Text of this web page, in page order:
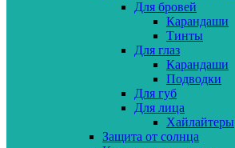
Для бровей
Карандаши
Тинты
Для глаз
Карандаши
Подводки
Для губ
Для лица
Хайлайтеры
Защита от солнца